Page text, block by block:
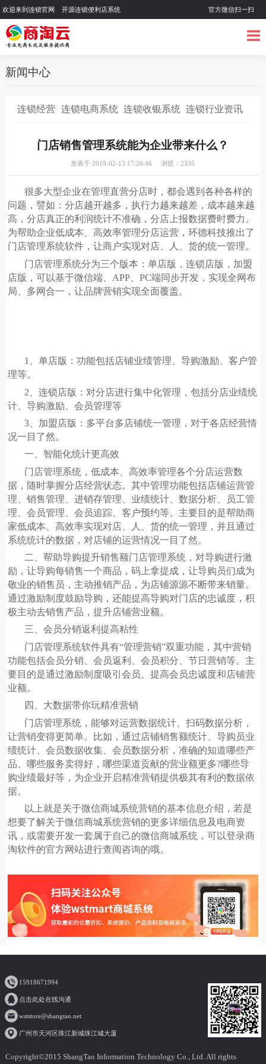
欢迎来到连锁官网 开源连锁便利店系统 官方微信扫一扫
新闻中心
连锁经营 连锁电商系统 连锁收银系统 连锁行业资讯
门店销售管理系统能为企业带来什么？
发表于 2019-02-13 17:26:46 浏览：2335
很多大型企业在管理直营分店时，都会遇到各种各样的
问题，譬如：分店越开越多，执行力越来越差，成本越来越
高，分店真正的利润统计不准确，分店上报数据费时费力。
为帮助企业低成本、高效率管理分店运营，环德科技推出了
门店管理系统软件，让商户实现对店、人、货的统一管理。
门店管理系统分为三个版本：单店版，连锁店版，加盟
店版，可以基于微信端、 APP、PC端同步开发，实现全网布
局、多网合一，让品牌营销实现全面覆盖。
1、单店版：功能包括店铺业绩管理、导购激励、客户管
理等。
2、连锁店版：对分店进行集中化管理，包括分店业绩统
计、导购激励、会员管理等
3、加盟店版：多平台多店铺统一管理，对于各店经营情
况一目了然。
一、智能化统计更高效
门店管理系统，低成本、高效率管理各个分店运营数
据，随时掌握分店经营状态。其中管理功能包括店铺运营管
理、销售管理、进销存管理、业绩统计、数据分析、员工管
理、会员管理、会员追踪、客户预约等。主要目的是帮助商
家低成本、高效率实现对店、人、货的统一管理，并且通过
系统统计的数据，对店铺的运营情况一目了然。
二、帮助导购提升销售额门店管理系统，对导购进行激
励，让导购每销售一个商品，码上拿提成，让导购员们成为
敬业的销售员，主动推销产品，为店铺源源不断带来销量。
通过激励制度鼓励导购，还能提高导购对门店的忠诚度，积
极主动去销售产品，提升店铺营业额。
三、会员分销返利提高粘性
门店管理系统软件具有“管理营销”双重功能，其中营销
功能包括会员分销、会员返利、会员积分、节日营销等。主
要目的是通过激励制度吸引会员、提高会员忠诚度和店铺营
业额。
四、大数据带你玩精准营销
门店管理系统，能够对运营数据统计、扫码数据分析，
让营销变得更简单。比如，通过店铺销售额统计、导购员业
绩统计、会员数据收集、会员数据分析，准确的知道哪些产
品、哪些服务卖得好，哪些渠道贡献的营业额更多?哪些导
购业绩最好等，为企业开启精准营销提供极其有利的数据依
据。
以上就是关于微信商城系统营销的基本信息介绍，若是
想要了解关于微信商城系统营销的更多详细信息及电商资
讯，或需要开发一套属于自己的微信商城系统，可以登录商
淘软件的官方网站进行查阅咨询的哦。
15918671994
点击此处在线沟通
wststore@shangtao.net
广州市天河区珠江新城珠江城大厦
Copyright©2015 ShangTao Information Technology Co., Ltd. All rights